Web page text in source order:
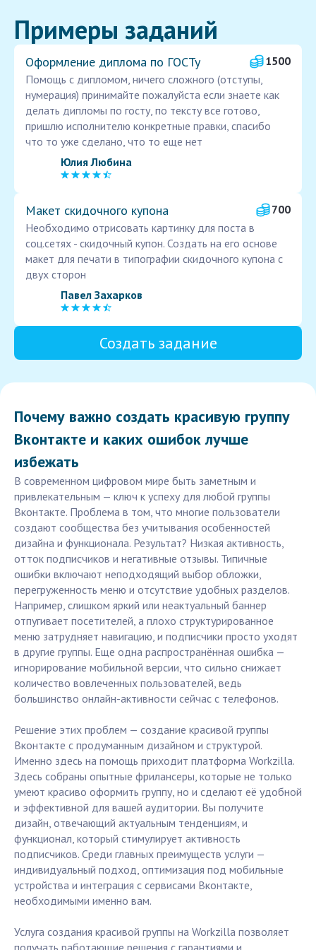
Примеры заданий
Оформление диплома по ГОСТу
1500
Помощь с дипломом, ничего сложного (отступы,
нумерация) принимайте пожалуйста если знаете как
делать дипломы по госту, по тексту все готово,
пришлю исполнителю конкретные правки, спасибо
что то уже сделано, что то еще нет
Юлия Любина
Макет скидочного купона
700
Необходимо отрисовать картинку для поста в
соц.сетях - скидочный купон. Создать на его основе
макет для печати в типографии скидочного купона с
двух сторон
Павел Захарков
Создать задание
Почему важно создать красивую группу
Вконтакте и каких ошибок лучше
избежать
В современном цифровом мире быть заметным и
привлекательным — ключ к успеху для любой группы
Вконтакте. Проблема в том, что многие пользователи
создают сообщества без учитывания особенностей
дизайна и функционала. Результат? Низкая активность,
отток подписчиков и негативные отзывы. Типичные
ошибки включают неподходящий выбор обложки,
перегруженность меню и отсутствие удобных разделов.
Например, слишком яркий или неактуальный баннер
отпугивает посетителей, а плохо структурированное
меню затрудняет навигацию, и подписчики просто уходят
в другие группы. Еще одна распространённая ошибка —
игнорирование мобильной версии, что сильно снижает
количество вовлеченных пользователей, ведь
большинство онлайн-активности сейчас с телефонов.
Решение этих проблем — создание красивой группы
Вконтакте с продуманным дизайном и структурой.
Именно здесь на помощь приходит платформа Workzilla.
Здесь собраны опытные фрилансеры, которые не только
умеют красиво оформить группу, но и сделают её удобной
и эффективной для вашей аудитории. Вы получите
дизайн, отвечающий актуальным тенденциям, и
функционал, который стимулирует активность
подписчиков. Среди главных преимуществ услуги —
индивидуальный подход, оптимизация под мобильные
устройства и интеграция с сервисами Вконтакте,
необходимыми именно вам.
Услуга создания красивой группы на Workzilla позволяет